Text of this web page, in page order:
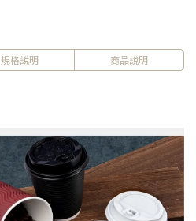
規格說明 商品說明